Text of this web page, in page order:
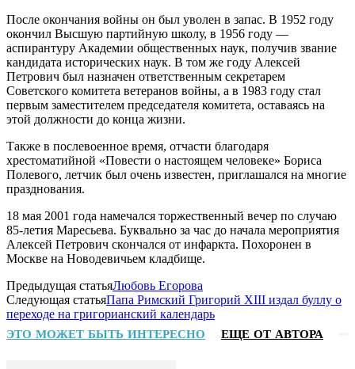
После окончания войны он был уволен в запас. В 1952 году
окончил Высшую партийную школу, в 1956 году —
аспирантуру Академии общественных наук, получив звание
кандидата исторических наук. В том же году Алексей
Петрович был назначен ответственным секретарем
Советского комитета ветеранов войны, а в 1983 году стал
первым заместителем председателя комитета, оставаясь на
этой должности до конца жизни.
Также в послевоенное время, отчасти благодаря
хрестоматийной «Повести о настоящем человеке» Бориса
Полевого, летчик был очень известен, приглашался на многие
празднования.
18 мая 2001 года намечался торжественный вечер по случаю
85-летия Маресьева. Буквально за час до начала мероприятия
Алексей Петрович скончался от инфаркта. Похоронен в
Москве на Новодевичьем кладбище.
Предыдущая статьяЛюбовь Егорова
Следующая статьяПапа Римский Григорий XIII издал буллу о
переходе на григорианский календарь
ЭТО МОЖЕТ БЫТЬ ИНТЕРЕСНО ЕЩЕ ОТ АВТОРА